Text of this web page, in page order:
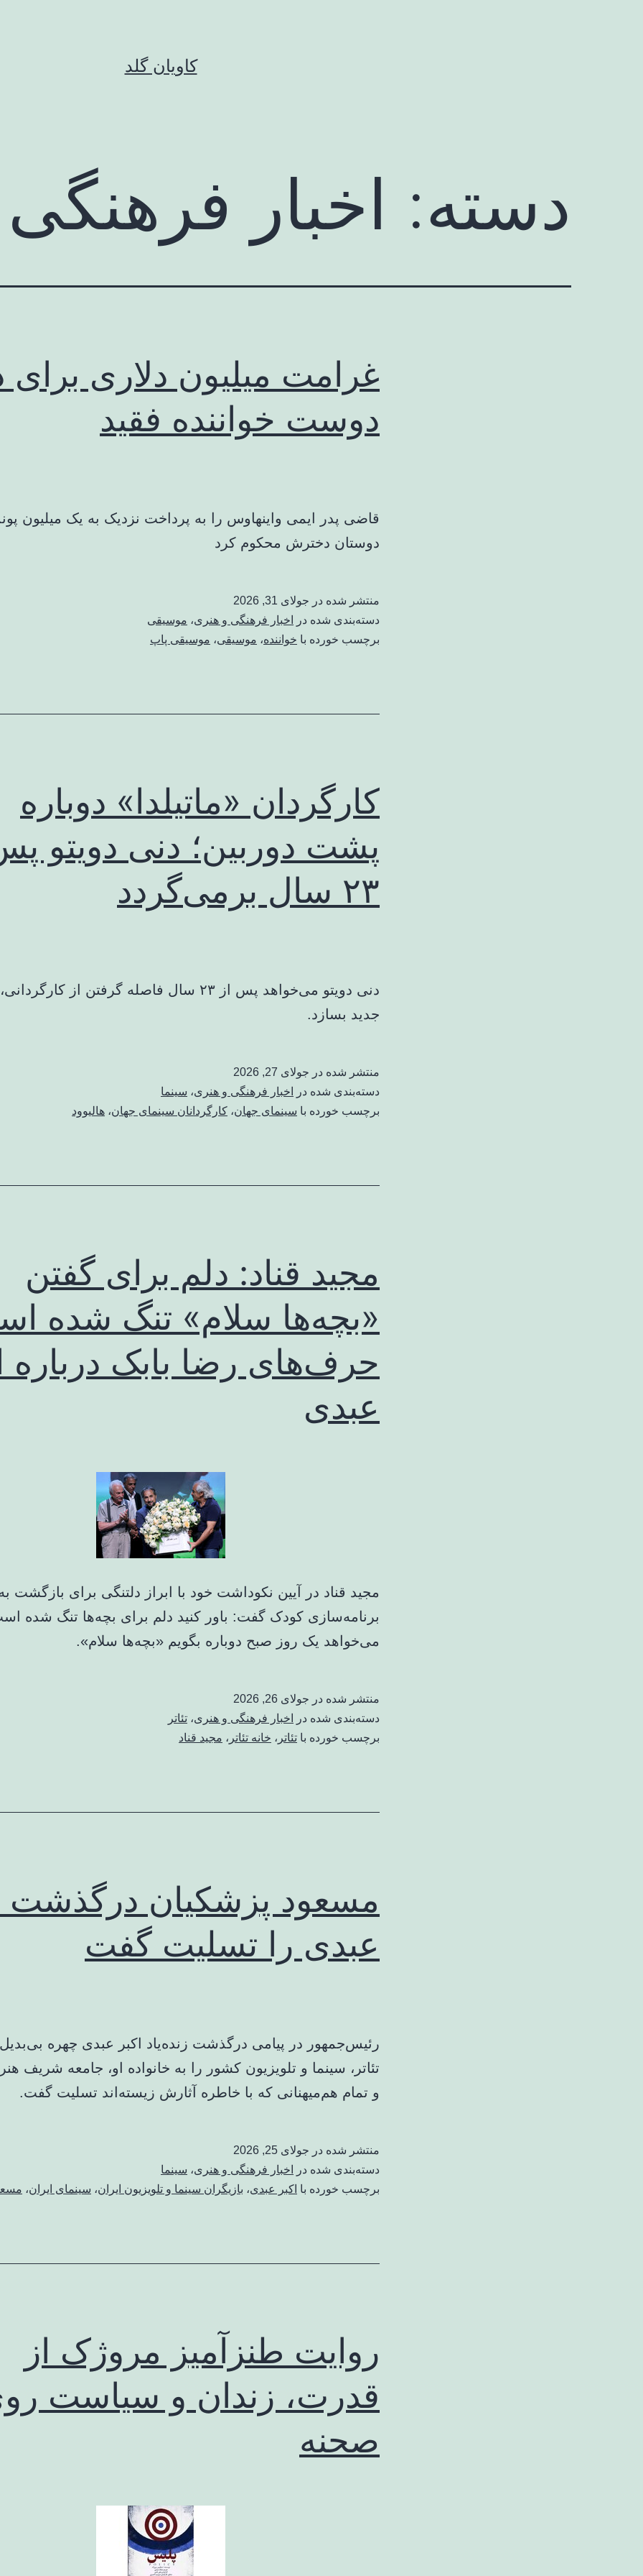
کاویان گلد
دسته: اخبار
غرامت میلیون دلاری برای
دوست خواننده فقید
قاضی پدر ایمی واینهاوس را به پرداخت نزدیک به یک میلیون
دوستان دخترش محکوم کرد
منتشر شده در جولای 31, 2026
دسته‌بندی شده در
اخبار فرهنگی و هنری، موسیقی
برچسب خورده با خواننده، موسیقی، موسیقی پاپ
کارگردان «ماتیلدا» دوباره
پشت دوربین؛ دنی دویتو
۲۳ سال برمی‌گردد
دنی دویتو می‌خواهد پس از ۲۳ سال فاصله گرفتن از
جدید بسازد.
منتشر شده در جولای 27, 2026
دسته‌بندی شده در
اخبار فرهنگی و هنری، سینما
برچسب خورده با سینمای جهان، کارگردانان سینمای جهان، هالیوود
مجید قناد: دلم برای گفتن
«بچه‌ها سلام» تنگ شده
حرف‌های رضا بابک درباره
عبدی
مجید قناد در آیین نکوداشت خود با ابراز دلتنگی برای بازگشت
برنامه‌سازی کودک گفت: باور کنید دلم برای بچه‌ها تنگ شده
می‌خواهد یک روز صبح دوباره بگویم «بچه‌ها سلام».
منتشر شده در جولای 26, 2026
دسته‌بندی شده در
اخبار فرهنگی و هنری، تئاتر
برچسب خورده با تئاتر ، خانه تئاتر ، مجید قناد
مسعود پزشکیان درگذشت
عبدی را تسلیت گفت
رئیس‌جمهور در پیامی درگذشت زنده‌یاد اکبر عبدی چهره
تئاتر، سینما و تلویزیون کشور را به خانواده او، جامعه شریف
و تمام هم‌میهنانی که با خاطره آثارش زیسته‌اند تسلیت گفت.
منتشر شده در جولای 25, 2026
دسته‌بندی شده در
اخبار فرهنگی و هنری، سینما
برچسب خورده با اکبر عبدی، بازیگران سینما و تلویزیون ایران، سینمای ایران،
روایت طنزآمیز مروژک از
قدرت، زندان و سیاست
صحنه